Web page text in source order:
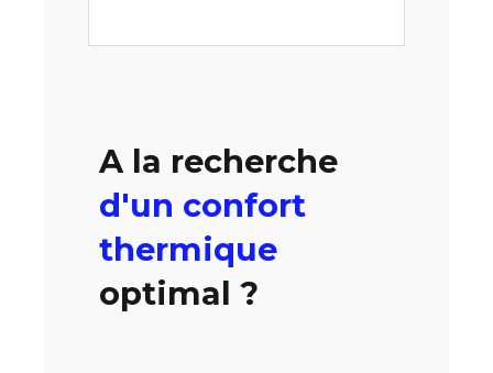
A la recherche
d'un confort
thermique
optimal ?